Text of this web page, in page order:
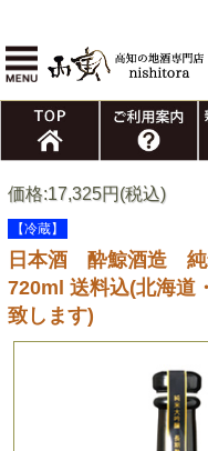
価格:17,325円(税込)
【冷蔵】
日本酒 酔鯨酒造
720ml 送料込(北海道
致します)